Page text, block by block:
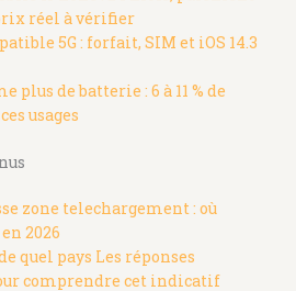
réel à vérifier
5G : forfait, SIM et iOS 14.3
plus de batterie : 6 à 11 % de
usages
zone telechargement : où
2026
quel pays Les réponses
comprendre cet indicatif